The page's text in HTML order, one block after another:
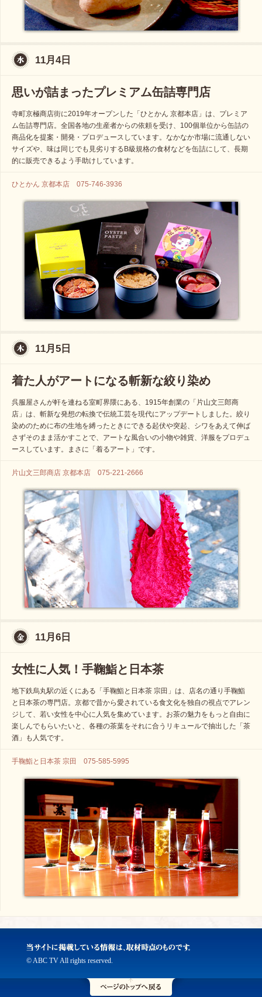
11月4日
思いが詰まったプレミアム缶詰専門店
寺町京極商店街に2019年オープンした「ひとかん 京都本店」は、プレミア
ム缶詰専門店。全国各地の生産者からの依頼を受け、100個単位から缶詰の
商品化を提案・開発・プロデュースしています。なかなか市場に流通しない
サイズや、味は同じでも見劣りするB級規格の食材などを缶詰にして、長期
的に販売できるよう手助けしています。
ひとかん 京都本店 075-746-3936
11月5日
着た人がアートになる斬新な絞り染め
呉服屋さんが軒を連ねる室町界隈にある、1915年創業の「片山文三郎商
店」は、斬新な発想の転換で伝統工芸を現代にアップデートしました。絞り
染めのために布の生地を縛ったときにできる起伏や突起、シワをあえて伸ば
さずそのまま活かすことで、アートな風合いの小物や雑貨、洋服をプロデュ
ースしています。まさに「着るアート」です。
片山文三郎商店 京都本店 075-221-2666
11月6日
女性に人気！手鞠鮨と日本茶
地下鉄烏丸駅の近くにある「手鞠鮨と日本茶 宗田」は、店名の通り手鞠鮨
と日本茶の専門店。京都で昔から愛されている食文化を独自の視点でアレン
ジして、若い女性を中心に人気を集めています。お茶の魅力をもっと自由に
楽しんでもらいたいと、各種の茶葉をそれに合うリキュールで抽出した「茶
酒」も人気です。
手鞠鮨と日本茶 宗田 075-585-5995
© ABC TV All rights reserved.